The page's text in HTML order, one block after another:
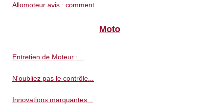
Allomoteur avis : comment...
Moto
Entretien de Moteur :...
N'oubliez pas le contrôle...
Innovations marquantes...